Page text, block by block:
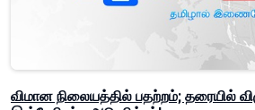
விமான நிலையத்தில் பதற்றம்; தரையில்